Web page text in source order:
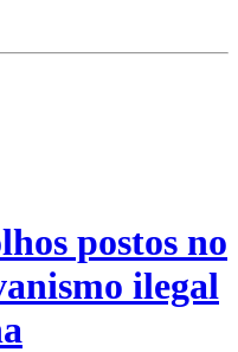
postos no
ilegal